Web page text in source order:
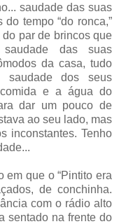
saudade das suas
tempo “do ronca,”
par de brincos que
das suas
da casa, tudo
saudade dos seus
e a água do
dar um pouco de
ao seu lado, mas
inconstantes. Tenho
em que o “Pintito era
de conchinha.
com o rádio alto
sentado na frente do